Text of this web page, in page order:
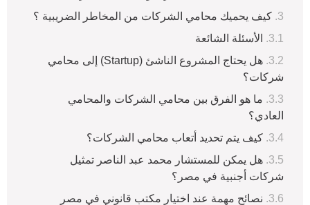
كيف يحميك محامي الشركات من المخاطر الضريبية ؟
الأسئلة الشائعة
هل يحتاج المشروع الناشئ (Startup) إلى محامي
شركات؟
ما هو الفرق بين محامي الشركات والمحامي
العادي؟
كيف يتم تحديد أتعاب محامي الشركات؟
هل يمكن للمستشار محمد عبد الناصر تمثيل
شركات أجنبية في مصر؟
نصائح مهمة عند اختيار مكتب قانوني في مصر